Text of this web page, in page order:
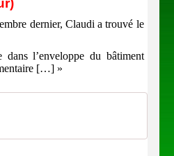
dernier, Claudi a trouvé le
dans l’enveloppe du bâtiment
[…] »